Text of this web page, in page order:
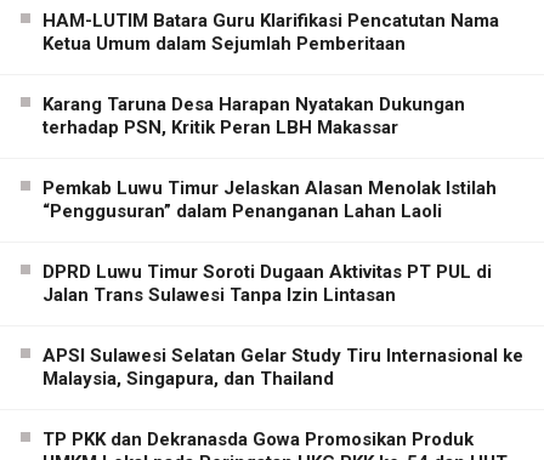
HAM-LUTIM Batara Guru Klarifikasi Pencatutan Nama
Ketua Umum dalam Sejumlah Pemberitaan
Karang Taruna Desa Harapan Nyatakan Dukungan
terhadap PSN, Kritik Peran LBH Makassar
Pemkab Luwu Timur Jelaskan Alasan Menolak Istilah
“Penggusuran” dalam Penanganan Lahan Laoli
DPRD Luwu Timur Soroti Dugaan Aktivitas PT PUL di
Jalan Trans Sulawesi Tanpa Izin Lintasan
APSI Sulawesi Selatan Gelar Study Tiru Internasional ke
Malaysia, Singapura, dan Thailand
TP PKK dan Dekranasda Gowa Promosikan Produk